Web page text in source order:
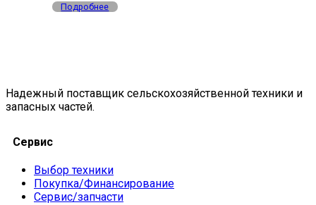
Подробнее
Надежный поставщик сельскохозяйственной техники и
запасных частей.
Сервис
Выбор техники
Покупка/Финансирование
Сервис/запчасти